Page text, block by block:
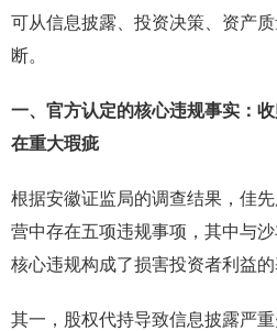
可从信息披露、投资决策、资产
断。
一、官方认定的核心违规事实：
在重大瑕疵
根据安徽证监局的调查结果，佳
营中存在五项违规事项，其中与
核心违规构成了损害投资者利益的
其一，股权代持导致信息披露严